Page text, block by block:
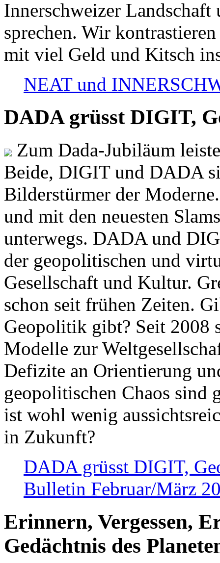
Innerschweizer
sprechen. Wir
mit viel Geld und Kitsch
NEAT und
DADA grüsst DIGIT,
Zum Dada-Jubiläum
Beide, DIGIT und DADA
Bilderstürmer der
und mit den neuesten
unterwegs. DADA und
der geopolitischen und
Gesellschaft und Kultur.
schon seit frühen Zeiten.
Geopolitik gibt? Seit 2008
Modelle zur
Defizite an Orientierung
geopolitischen Chaos sind
ist wohl wenig
in Zukunft?
DADA grüsst DIGIT,
Bulletin Februar/März
Erinnern, Vergessen,
Gedächtnis des